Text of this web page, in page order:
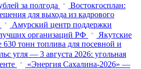
за полгода
Востокгосплан:
для выхода из кадрового
Амурский центр поддержки
организаций РФ
Якутские
630 тонн топлива для посевной и
угля — 3 августа 2026: угольная
«Энергия Сахалина-2026» —